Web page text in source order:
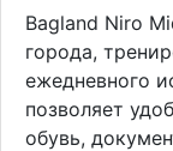
Bagland Niro
города,
ежедневного
позволяет
обувь,